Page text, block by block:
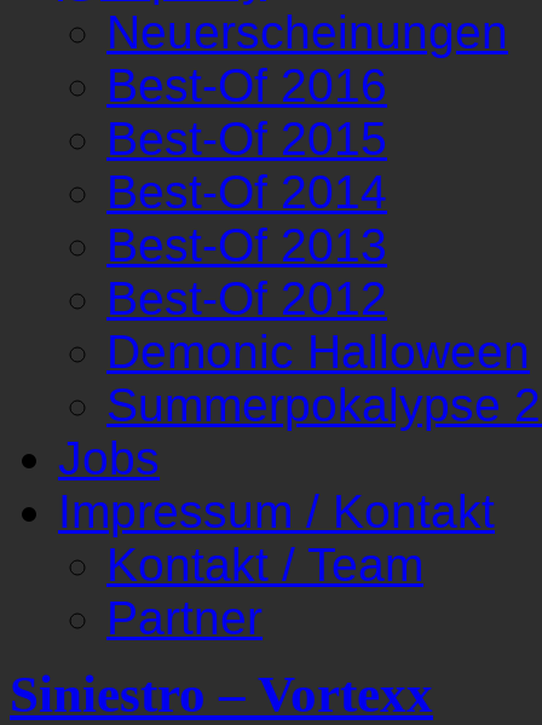
Neuerscheinungen
Best-Of 2016
Best-Of 2015
Best-Of 2014
Best-Of 2013
Best-Of 2012
Demonic Halloween
Summerpokalypse
Jobs
Impressum / Kontakt
Kontakt / Team
Partner
Siniestro – Vortexx